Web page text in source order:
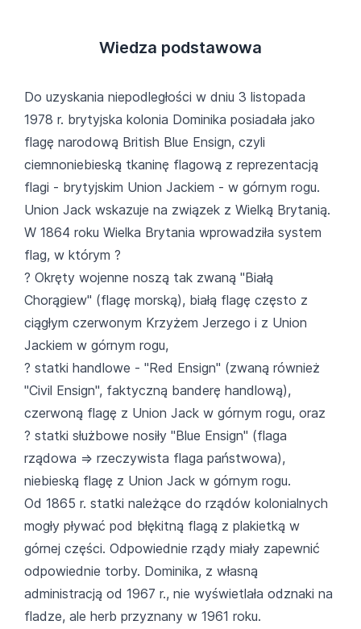
Wiedza podstawowa
Do uzyskania niepodległości w dniu 3 listopada
1978 r. brytyjska kolonia Dominika posiadała jako
flagę narodową British Blue Ensign, czyli
ciemnoniebieską tkaninę flagową z reprezentacją
flagi - brytyjskim Union Jackiem - w górnym rogu.
Union Jack wskazuje na związek z Wielką Brytanią.
W 1864 roku Wielka Brytania wprowadziła system
flag, w którym ?
? Okręty wojenne noszą tak zwaną "Białą
Chorągiew" (flagę morską), białą flagę często z
ciągłym czerwonym Krzyżem Jerzego i z Union
Jackiem w górnym rogu,
? statki handlowe - "Red Ensign" (zwaną również
"Civil Ensign", faktyczną banderę handlową),
czerwoną flagę z Union Jack w górnym rogu, oraz
? statki służbowe nosiły "Blue Ensign" (flaga
rządowa => rzeczywista flaga państwowa),
niebieską flagę z Union Jack w górnym rogu.
Od 1865 r. statki należące do rządów kolonialnych
mogły pływać pod błękitną flagą z plakietką w
górnej części. Odpowiednie rządy miały zapewnić
odpowiednie torby. Dominika, z własną
administracją od 1967 r., nie wyświetlała odznaki na
fladze, ale herb przyznany w 1961 roku.